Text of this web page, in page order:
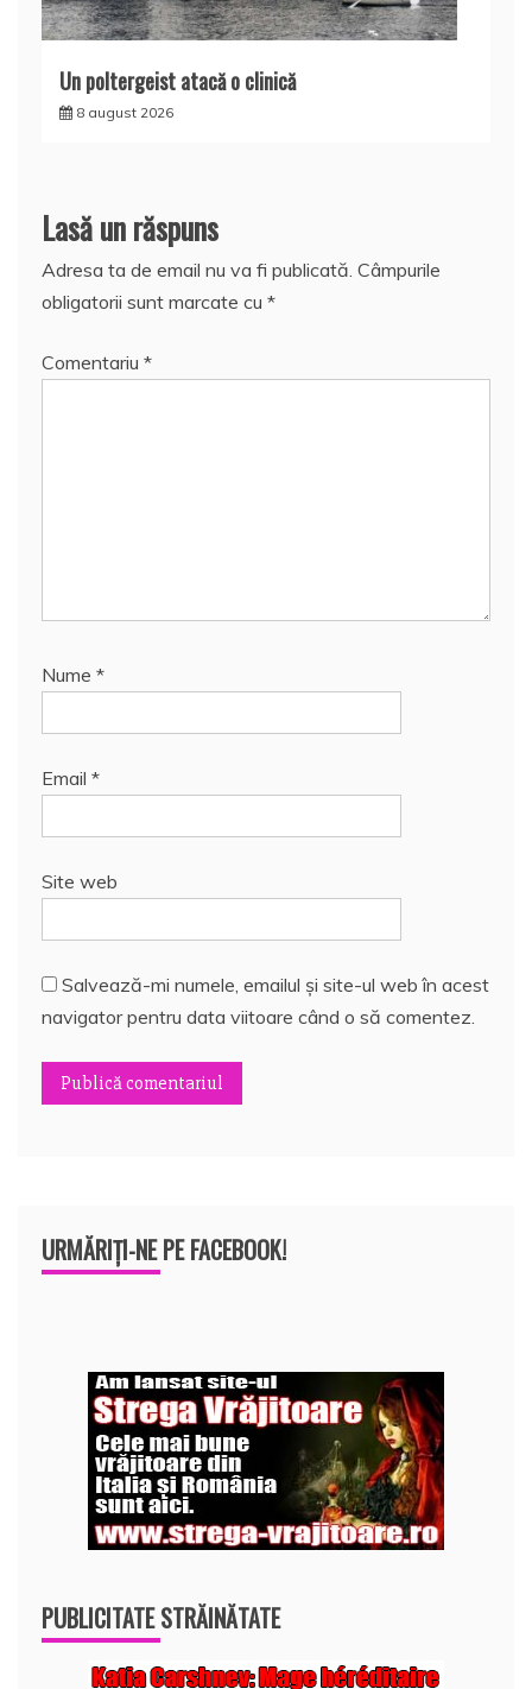
Un poltergeist atacă o clinică
8 august 2026
Lasă un răspuns
Adresa ta de email nu va fi publicată. Câmpurile
obligatorii sunt marcate cu *
Comentariu *
Nume *
Email *
Site web
Salvează-mi numele, emailul și site-ul web în acest
navigator pentru data viitoare când o să comentez.
URMĂRIȚI-NE PE FACEBOOK!
PUBLICITATE STRĂINĂTATE